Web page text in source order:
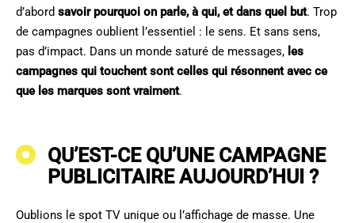
d’abord savoir pourquoi on parle, à qui, et dans quel but. Trop
de campagnes oublient l’essentiel : le sens. Et sans sens,
pas d’impact. Dans un monde saturé de messages, les
campagnes qui touchent sont celles qui résonnent avec ce
que les marques sont vraiment.
QU’EST-CE QU’UNE CAMPAGNE
PUBLICITAIRE AUJOURD’HUI ?
Oublions le spot TV unique ou l’affichage de masse. Une